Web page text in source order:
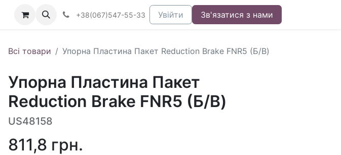
+38(067)547-55-33 Увійти Зв'язатися з нами
Всі товари Упорна Пластина Пакет Reduction Brake FNR5 (Б/В)
Упорна Пластина Пакет
Reduction Brake FNR5 (Б/В)
US48158
811,8 грн.